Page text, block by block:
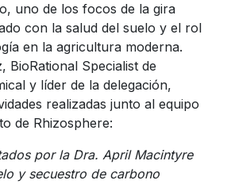
uno de los focos de la gira
con la salud del suelo y el rol
en la agricultura moderna.
BioRational Specialist de
y líder de la delegación,
realizadas junto al equipo
de Rhizosphere:
por la Dra. April Macintyre
y secuestro de carbono